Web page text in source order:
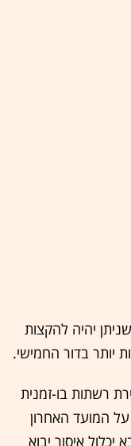
יהיה להקצות
יותר בדור החמישי.
רשתות בו-זמנית
המועד האחרון
איסור יבוא